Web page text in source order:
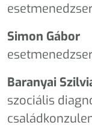
Simon Gábor
Baranyai
szociális